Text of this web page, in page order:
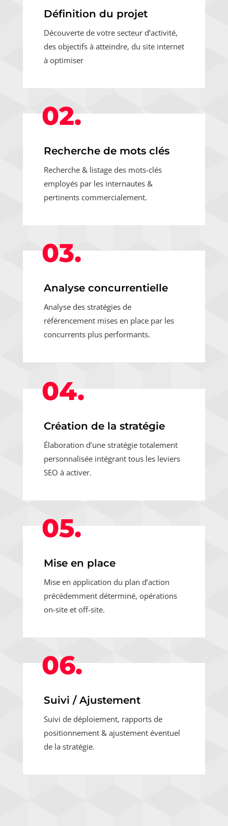
Définition du projet
Découverte de votre secteur d’activité,
des objectifs à atteindre, du site internet
à optimiser
02.
Recherche de mots clés
Recherche & listage des mots-clés
employés par les internautes &
pertinents commercialement.
03.
Analyse concurrentielle
Analyse des stratégies de
référencement mises en place par les
concurrents plus performants.
04.
Création de la stratégie
Élaboration d’une stratégie totalement
personnalisée intégrant tous les leviers
SEO à activer.
05.
Mise en place
Mise en application du plan d’action
précédemment déterminé, opérations
on-site et off-site.
06.
Suivi / Ajustement
Suivi de déploiement, rapports de
positionnement & ajustement éventuel
de la stratégie.